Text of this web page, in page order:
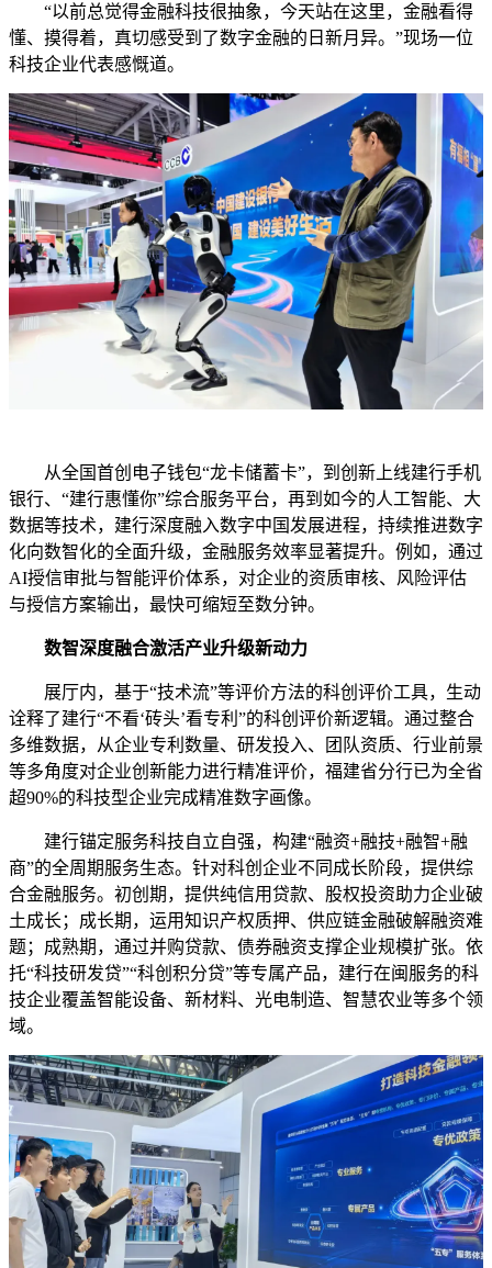
“以前总觉得金融科技很抽象，今天站在这里，金融看得
懂、摸得着，真切感受到了数字金融的日新月异。”现场一位
科技企业代表感慨道。
从全国首创电子钱包“龙卡储蓄卡”，到创新上线建行手机
银行、“建行惠懂你”综合服务平台，再到如今的人工智能、大
数据等技术，建行深度融入数字中国发展进程，持续推进数字
化向数智化的全面升级，金融服务效率显著提升。例如，通过
AI授信审批与智能评价体系，对企业的资质审核、风险评估
与授信方案输出，最快可缩短至数分钟。
数智深度融合激活产业升级新动力
展厅内，基于“技术流”等评价方法的科创评价工具，生动
诠释了建行“不看‘砖头’看专利”的科创评价新逻辑。通过整合
多维数据，从企业专利数量、研发投入、团队资质、行业前景
等多角度对企业创新能力进行精准评价，福建省分行已为全省
超90%的科技型企业完成精准数字画像。
建行锚定服务科技自立自强，构建“融资+融技+融智+融
商”的全周期服务生态。针对科创企业不同成长阶段，提供综
合金融服务。初创期，提供纯信用贷款、股权投资助力企业破
土成长；成长期，运用知识产权质押、供应链金融破解融资难
题；成熟期，通过并购贷款、债券融资支撑企业规模扩张。依
托“科技研发贷”“科创积分贷”等专属产品，建行在闽服务的科
技企业覆盖智能设备、新材料、光电制造、智慧农业等多个领
域。